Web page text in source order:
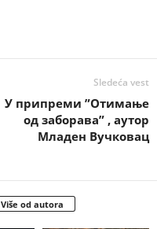
Sledeća vest
У припреми ”Отимање
од заборава” , аутор
Младен Вучковац
Više od autora